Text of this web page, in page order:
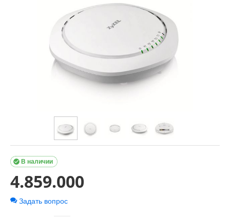
В наличии

4.859.000
Задать вопрос